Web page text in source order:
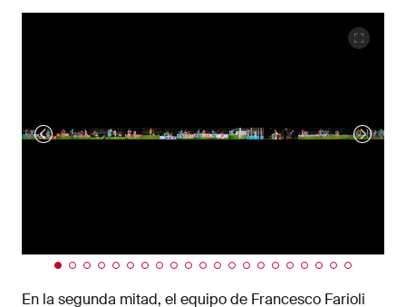
En la segunda mitad, el equipo de Francesco Farioli